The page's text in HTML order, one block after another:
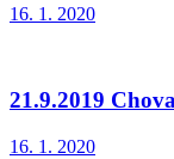
16. 1. 2020
21.9.2019
16. 1. 2020